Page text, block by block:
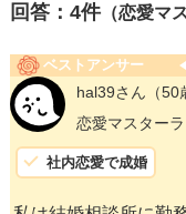
回答： 4件（恋愛マ
ベストアンサー
hal39さん （
恋愛マスターラ
社内恋愛で成婚